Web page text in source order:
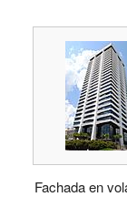
Fachada en